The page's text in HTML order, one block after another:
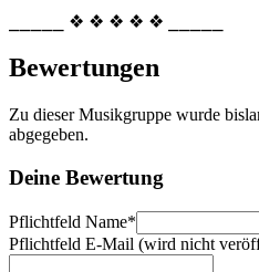
⎯⎯⎯⎯⎯ ❖ ❖ ❖ ❖ ❖ ⎯⎯⎯⎯⎯
Bewertungen
Zu dieser Musikgruppe wurde
abgegeben.
Deine Bewertung
Pflichtfeld Name*
Pflichtfeld E-Mail (wird nicht